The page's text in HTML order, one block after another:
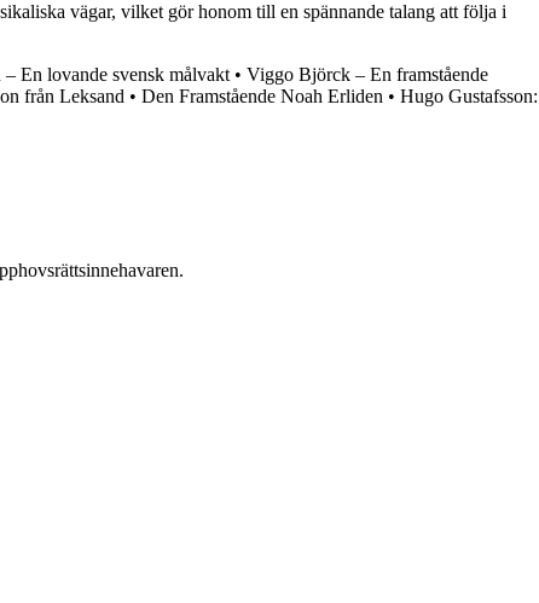
vägar, vilket gör honom till en spännande talang att följa i
– En lovande svensk målvakt • Viggo Björck – En framstående
från Leksand • Den Framstående Noah Erliden • Hugo Gustafsson: